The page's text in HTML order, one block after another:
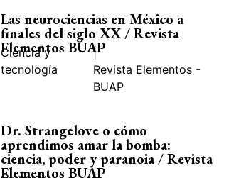
Las neurociencias en México a
finales del siglo XX / Revista
Elementos BUAP
Ciencia y
tecnología
|
Revista Elementos -
BUAP
Dr. Strangelove o cómo
aprendimos amar la bomba:
ciencia, poder y paranoia / Revista
Elementos BUAP